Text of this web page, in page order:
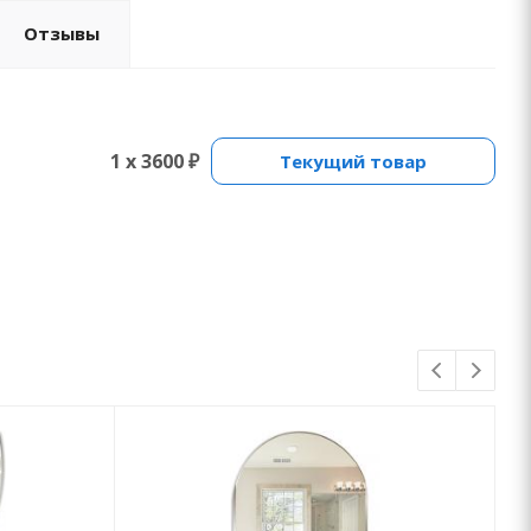
Отзывы
1 x 3600 ₽ Текущий товар